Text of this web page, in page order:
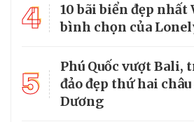
4
10 bãi biển đẹp nhất
bình chọn của
5
Phú Quốc vượt Bali,
đảo đẹp thứ hai
Dương